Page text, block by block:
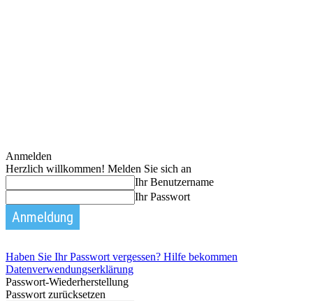
Anmelden
Herzlich willkommen! Melden Sie sich an
Ihr Benutzername
Ihr Passwort
Haben Sie Ihr Passwort vergessen? Hilfe bekommen
Datenverwendungserklärung
Passwort-Wiederherstellung
Passwort zurücksetzen